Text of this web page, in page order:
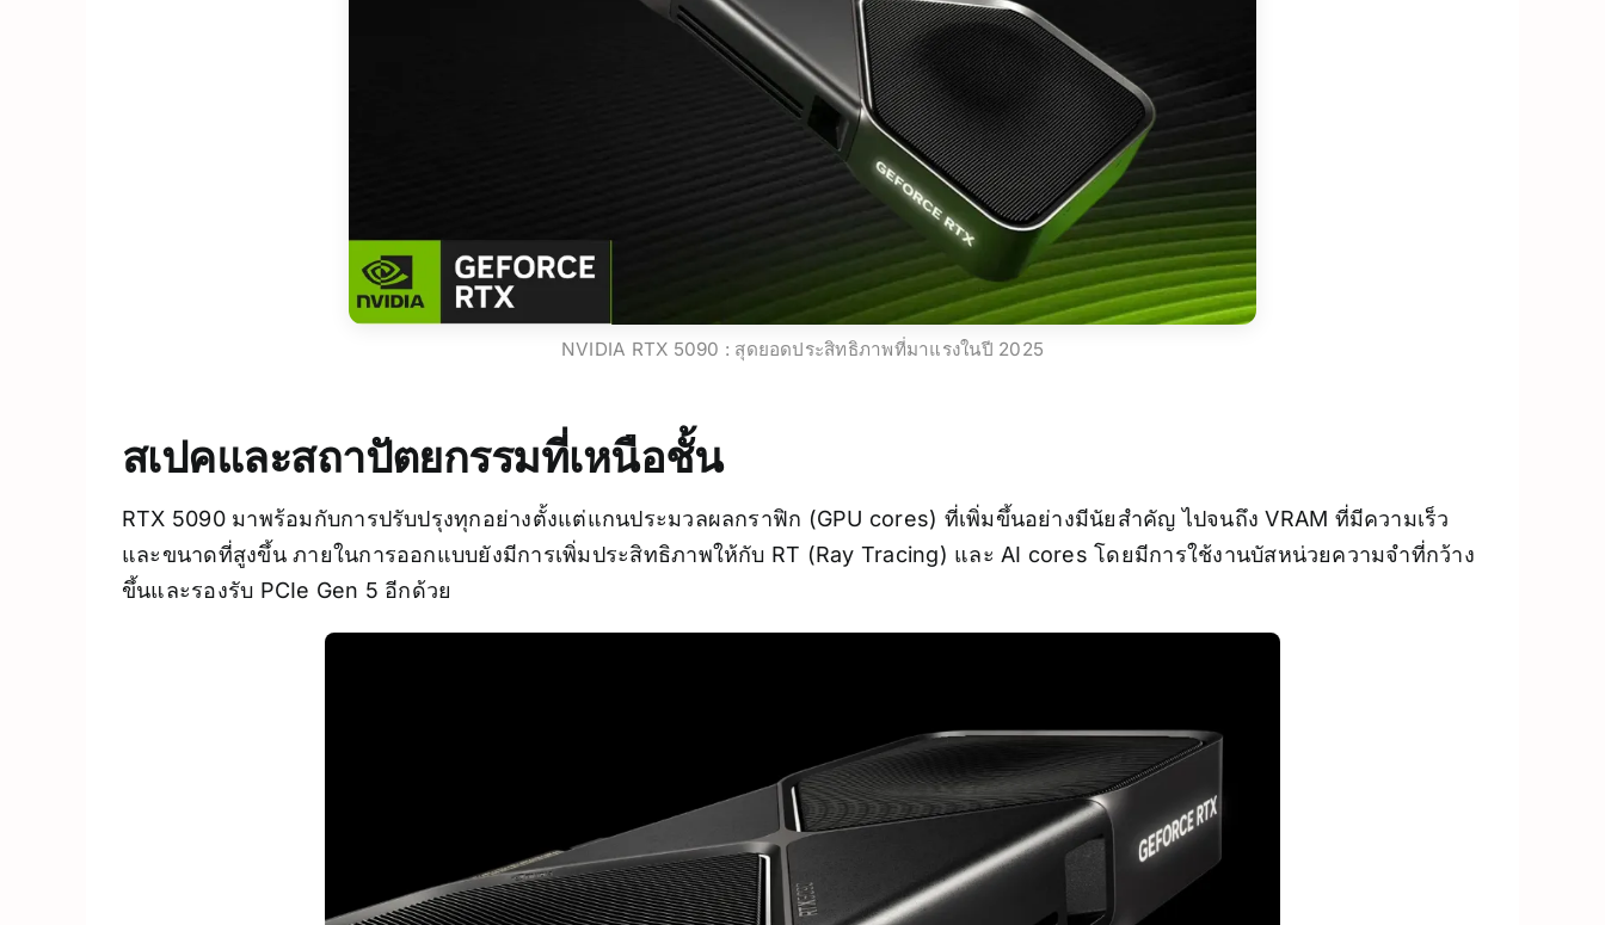
NVIDIA RTX 5090 : สุดยอดประสิทธิภาพที่มาแรงในปี 2025
สเปคและสถาปัตยกรรมที่เหนือชั้น
RTX 5090 มาพร้อมกับการปรับปรุงทุกอย่างตั้งแต่แกนประมวลผลกราฟิก (GPU cores) ที่เพิ่มขึ้นอย่างมีนัยสำคัญ ไปจนถึง VRAM ที่มีความเร็ว
และขนาดที่สูงขึ้น ภายในการออกแบบยังมีการเพิ่มประสิทธิภาพให้กับ RT (Ray Tracing) และ AI cores โดยมีการใช้งานบัสหน่วยความจำที่กว้าง
ขึ้นและรองรับ PCIe Gen 5 อีกด้วย